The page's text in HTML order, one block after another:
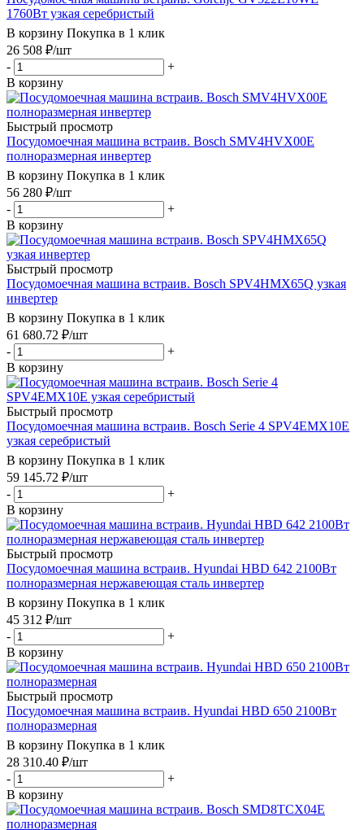
1760Вт узкая серебристый
В корзину Покупка в 1 клик
26 508 ₽/шт
-
+
В корзину
Быстрый просмотр
Посудомоечная машина встраив. Bosch SMV4HVX00E
полноразмерная инвертер
В корзину Покупка в 1 клик
56 280 ₽/шт
-
+
В корзину
Быстрый просмотр
Посудомоечная машина встраив. Bosch SPV4HMX65Q узкая
инвертер
В корзину Покупка в 1 клик
61 680.72 ₽/шт
-
+
В корзину
Быстрый просмотр
Посудомоечная машина встраив. Bosch Serie 4 SPV4EMX10E
узкая серебристый
В корзину Покупка в 1 клик
59 145.72 ₽/шт
-
+
В корзину
Быстрый просмотр
Посудомоечная машина встраив. Hyundai HBD 642 2100Вт
полноразмерная нержавеющая сталь инвертер
В корзину Покупка в 1 клик
45 312 ₽/шт
-
+
В корзину
Быстрый просмотр
Посудомоечная машина встраив. Hyundai HBD 650 2100Вт
полноразмерная
В корзину Покупка в 1 клик
28 310.40 ₽/шт
-
+
В корзину